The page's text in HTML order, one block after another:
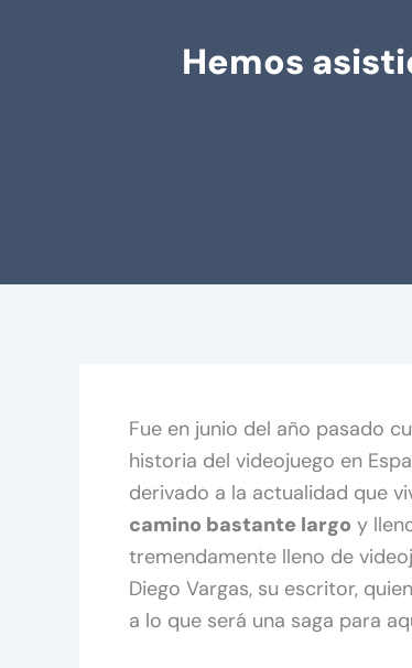
Hemos
Fue en junio del año pasado
historia del videojuego en
derivado a la actualidad que
camino bastante largo y
tremendamente lleno de
Diego Vargas, su escritor,
a lo que será una saga para